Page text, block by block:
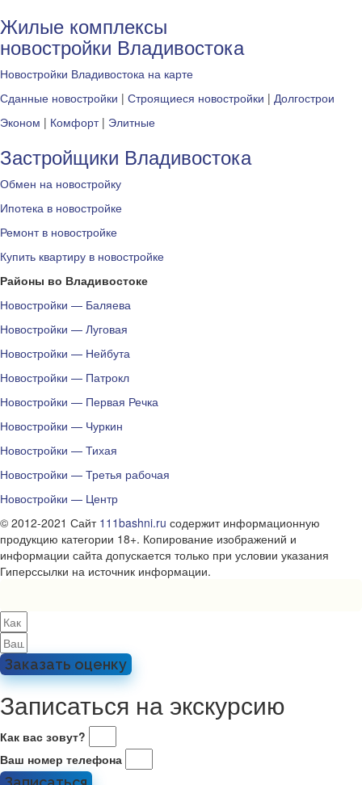
Жилые комплексы
новостройки Владивостока
Новостройки Владивостока на карте
Сданные новостройки | Строящиеся новостройки | Долгострои
Эконом | Комфорт| Элитные
Застройщики Владивостока
Обмен на новостройку
Ипотека в новостройке
Ремонт в новостройке
Купить квартиру в новостройке
Районы во Владивостоке
Новостройки — Баляева
Новостройки — Луговая
Новостройки — Нейбута
Новостройки — Патрокл
Новостройки — Первая Речка
Новостройки — Чуркин
Новостройки — Тихая
Новостройки — Третья рабочая
Новостройки — Центр
© 2012-2021 Сайт 111bashni.ru содержит информационную
продукцию категории 18+. Копирование изображений и
информации сайта допускается только при условии указания
Гиперссылки на источник информации.
Заказать оценку
Записаться на экскурсию
Как вас зовут?
Ваш номер телефона